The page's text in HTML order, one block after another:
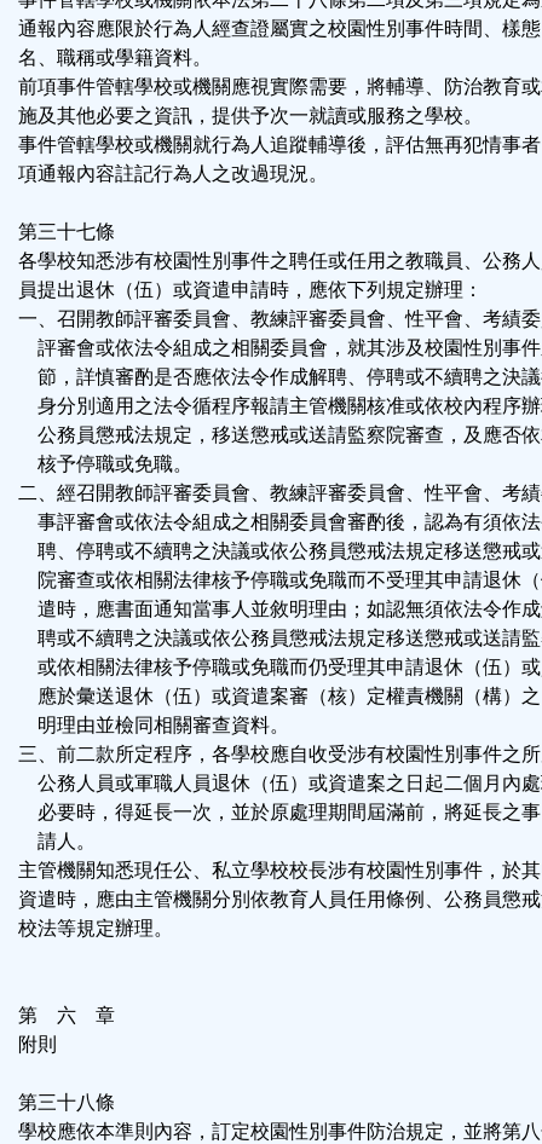
通報內容應限於行為人經查證屬實之校園性別事件時間、樣
名、職稱或學籍資料。
前項事件管轄學校或機關應視實際需要，將輔導、防治教育
施及其他必要之資訊，提供予次一就讀或服務之學校。
事件管轄學校或機關就行為人追蹤輔導後，評估無再犯情事
項通報內容註記行為人之改過現況。
第三十七條
各學校知悉涉有校園性別事件之聘任或任用之教職員、公務
員提出退休（伍）或資遣申請時，應依下列規定辦理：
一、召開教師評審委員會、教練評審委員會、性平會、考績
評審會或依法令組成之相關委員會，就其涉及校園性別事
節，詳慎審酌是否應依法令作成解聘、停聘或不續聘之決
身分別適用之法令循程序報請主管機關核准或依校內程序
公務員懲戒法規定，移送懲戒或送請監察院審查，及應否
核予停職或免職。
二、經召開教師評審委員會、教練評審委員會、性平會、考
事評審會或依法令組成之相關委員會審酌後，認為有須依
聘、停聘或不續聘之決議或依公務員懲戒法規定移送懲戒
院審查或依相關法律核予停職或免職而不受理其申請退休
遣時，應書面通知當事人並敘明理由；如認無須依法令作
聘或不續聘之決議或依公務員懲戒法規定移送懲戒或送請
或依相關法律核予停職或免職而仍受理其申請退休（伍）
應於彙送退休（伍）或資遣案審（核）定權責機關（構）
明理由並檢同相關審查資料。
三、前二款所定程序，各學校應自收受涉有校園性別事件之
公務人員或軍職人員退休（伍）或資遣案之日起二個月內
必要時，得延長一次，並於原處理期間屆滿前，將延長之
請人。
主管機關知悉現任公、私立學校校長涉有校園性別事件，於
資遣時，應由主管機關分別依教育人員任用條例、公務員懲
校法等規定辦理。
第 六 章
附則
第三十八條
學校應依本準則內容，訂定校園性別事件防治規定，並將第